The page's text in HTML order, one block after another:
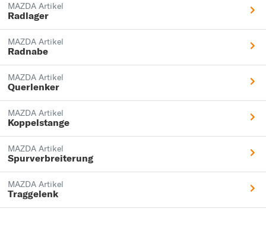
MAZDA Artikel
Radlager
MAZDA Artikel
Radnabe
MAZDA Artikel
Querlenker
MAZDA Artikel
Koppelstange
MAZDA Artikel
Spurverbreiterung
MAZDA Artikel
Traggelenk